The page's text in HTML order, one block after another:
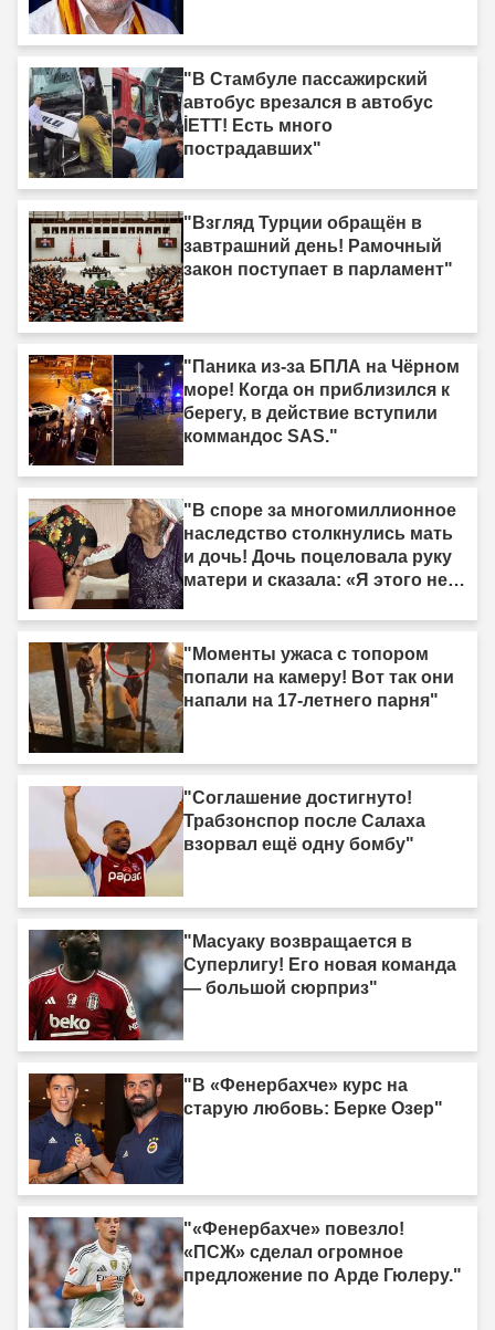
"В Стамбуле пассажирский
автобус врезался в автобус
İETT! Есть много
пострадавших"
"Взгляд Турции обращён в
завтрашний день! Рамочный
закон поступает в парламент"
"Паника из-за БПЛА на Чёрном
море! Когда он приблизился к
берегу, в действие вступили
коммандос SAS."
"В споре за многомиллионное
наследство столкнулись мать
и дочь! Дочь поцеловала руку
матери и сказала: «Я этого не
"Моменты ужаса с топором
попали на камеру! Вот так они
напали на 17-летнего парня"
"Соглашение достигнуто!
Трабзонспор после Салаха
взорвал ещё одну бомбу"
"Масуаку возвращается в
Суперлигу! Его новая команда
— большой сюрприз"
"В «Фенербахче» курс на
старую любовь: Берке Озер"
"«Фенербахче» повезло!
«ПСЖ» сделал огромное
предложение по Арде Гюлеру."